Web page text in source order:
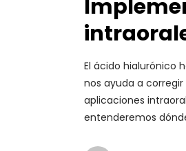
El ácido hialurónico
nos ayuda a
aplicaciones
entenderemos